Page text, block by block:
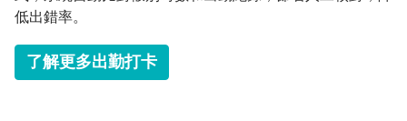
低出錯率。
了解更多出勤打卡